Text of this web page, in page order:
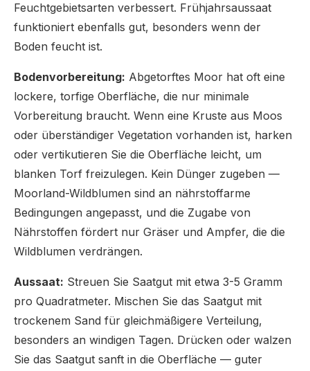
Feuchtgebietsarten verbessert. Frühjahrsaussaat
funktioniert ebenfalls gut, besonders wenn der
Boden feucht ist.
Bodenvorbereitung: Abgetorftes Moor hat oft eine
lockere, torfige Oberfläche, die nur minimale
Vorbereitung braucht. Wenn eine Kruste aus Moos
oder überständiger Vegetation vorhanden ist, harken
oder vertikutieren Sie die Oberfläche leicht, um
blanken Torf freizulegen. Kein Dünger zugeben —
Moorland-Wildblumen sind an nährstoffarme
Bedingungen angepasst, und die Zugabe von
Nährstoffen fördert nur Gräser und Ampfer, die die
Wildblumen verdrängen.
Aussaat: Streuen Sie Saatgut mit etwa 3-5 Gramm
pro Quadratmeter. Mischen Sie das Saatgut mit
trockenem Sand für gleichmäßigere Verteilung,
besonders an windigen Tagen. Drücken oder walzen
Sie das Saatgut sanft in die Oberfläche — guter